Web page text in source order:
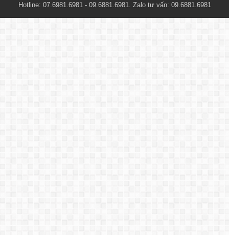
Hotline: 07.6981.6981 - 09.6881.6981. Zalo tư vấn: 09.6881.6981